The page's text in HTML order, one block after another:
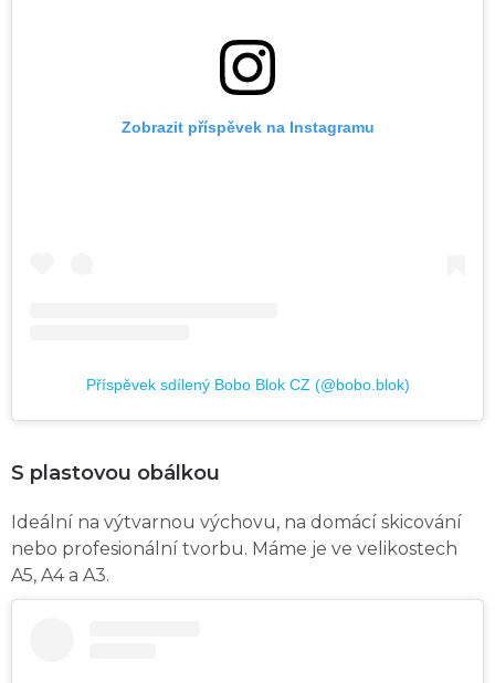
Zobrazit příspěvek na Instagramu
Příspěvek sdílený Bobo Blok CZ (@bobo.blok)
S plastovou obálkou
Ideální na výtvarnou výchovu, na domácí skicování
nebo profesionální tvorbu. Máme je ve velikostech
A5, A4 a A3.